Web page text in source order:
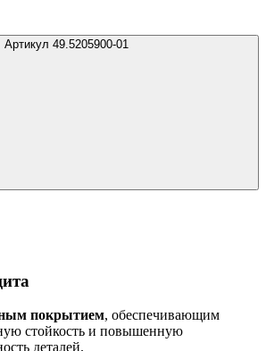
Артикул 49.5205900-01
покрытием, обеспечивающим
стойкость и повышенную
деталей.